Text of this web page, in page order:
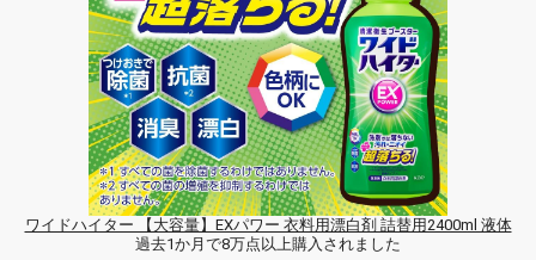
ワイドハイター 【大容量】EXパワー 衣料用漂白剤 詰替用2400ml 液体
過去1か月で8万点以上購入されました